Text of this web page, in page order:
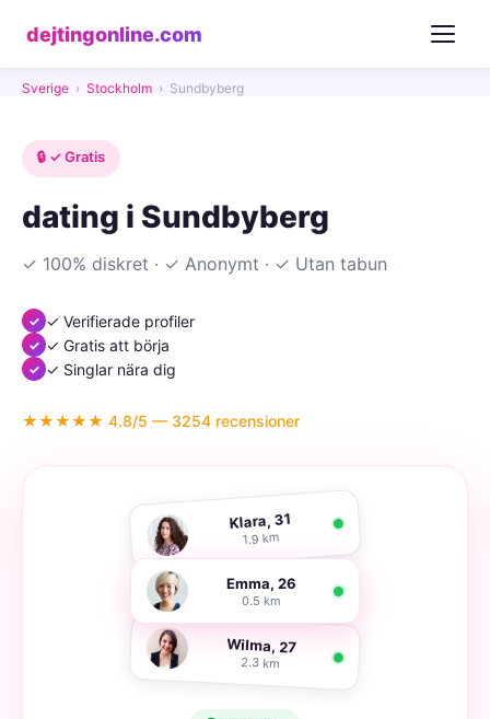
dejtingonline.com
Sverige › Stockholm › Sundbyberg
🔒 ✓ Gratis
dating i Sundbyberg
✓ 100% diskret · ✓ Anonymt · ✓ Utan tabun
✓ Verifierade profiler
✓ Gratis att börja
✓ Singlar nära dig
★★★★★ 4.8/5 — 3254 recensioner
Klara, 31
1.9 km
Emma, 26
0.5 km
Wilma, 27
2.3 km